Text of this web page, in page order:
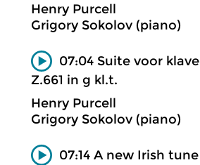
Henry Purcell
Grigory Sokolov (piano)
07:04 Suite voor
Z.661 in g kl.t.
Henry Purcell
Grigory Sokolov (piano)
07:14 A new Irish